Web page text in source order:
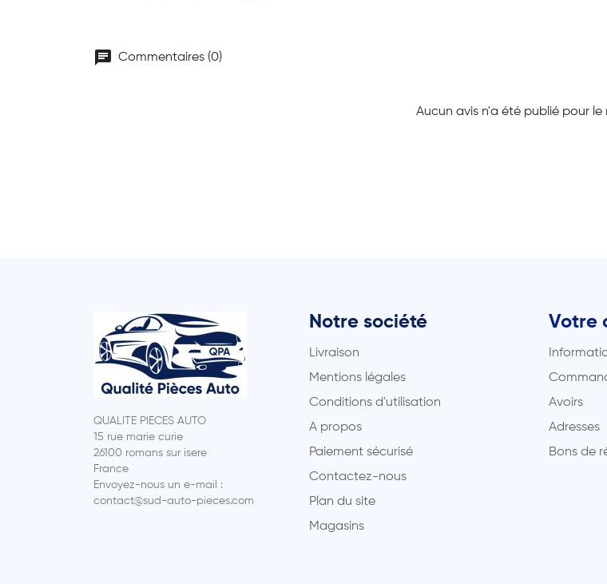
chat Commentaires (0)
Aucun avis n'a été publié pour le
QUALITE PIECES AUTO
15 rue marie curie
26100 romans sur isere
France
Envoyez-nous un e-mail :
contact@sud-auto-pieces.com
Notre société
Livraison
Mentions légales
Conditions d'utilisation
A propos
Paiement sécurisé
Contactez-nous
Plan du site
Magasins
Votre
Avoirs
Adresses
Bons de